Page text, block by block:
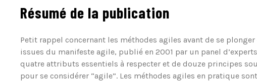
Résumé de la publication
Petit rappel concernant les méthodes agiles avant de se
issues du manifeste agile, publié en 2001 par un panel
quatre attributs essentiels à respecter et de douze principes
pour se considérer “agile”. Les méthodes agiles en pratique